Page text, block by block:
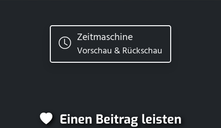
Zeitmaschine
Vorschau & Rückschau
Einen Beitrag leisten